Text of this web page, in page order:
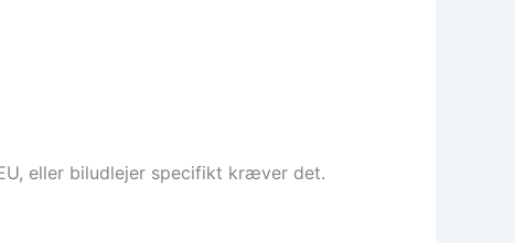
eller biludlejer specifikt kræver det.